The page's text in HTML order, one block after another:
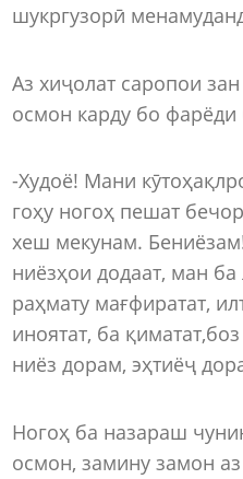
шукргузорӣ
Аз хиҷолат саропои
осмон карду бо фарёди
-Худоё! Мани
гоҳу ногоҳ пешат
хеш мекунам.
ниёзҳои додаат, ман ба
раҳмату мағфиратат,
иноятат, ба
ниёз дорам, эҳтиёҷ
Ногоҳ ба назараш
осмон, замину замон